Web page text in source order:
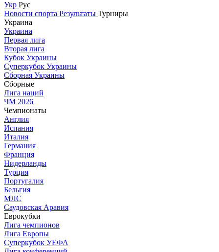
Укр Рус
Новости спорта Результаты Турниры
Украина
Украина
Первая лига
Вторая лига
Кубок Украины
Суперкубок Украины
Сборная Украины
Сборные
Лига наций
ЧМ 2026
Чемпионаты
Англия
Испания
Италия
Германия
Франция
Нидерланды
Турция
Португалия
Бельгия
МЛС
Саудовская Аравия
Еврокубки
Лига чемпионов
Лига Европы
Суперкубок УЕФА